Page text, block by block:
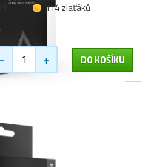
114 zlaťáků
- + DO KOŠÍKU